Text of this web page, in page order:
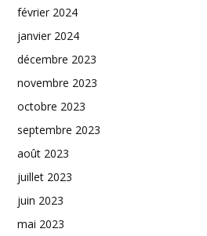
février 2024
janvier 2024
décembre 2023
novembre 2023
octobre 2023
septembre 2023
août 2023
juillet 2023
juin 2023
mai 2023